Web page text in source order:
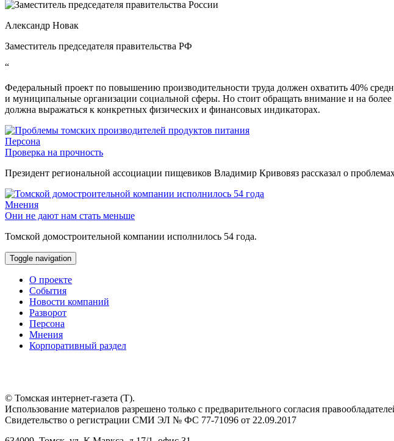
Александр Новак
Заместитель председателя правительства РФ
“
Федеральный проект по повышению производительности труда должен охватить 40%
и муниципальные организации социальной сферы. Но стоит обращать внимание и на
должна выражаться к конкретных физических и финансовых индикаторах.
Персона
Проверка на прочность
Президент региональной ассоциации пищевиков Владимир Кривовяз рассказал о
Мнения
Они не дают нам стать меньше
Томской домостроительной компании исполнилось 54 года.
Toggle navigation
О проекте
События
Новости компаний
Разворот
Персона
Мнения
Корпоративный раздел
© Томская интернет-газета (Т).
Использование материалов разрешено только с предварительного согласия
Свидетельство о регистрации СМИ ЭЛ № ФС 77-71096 от 22.09.2017